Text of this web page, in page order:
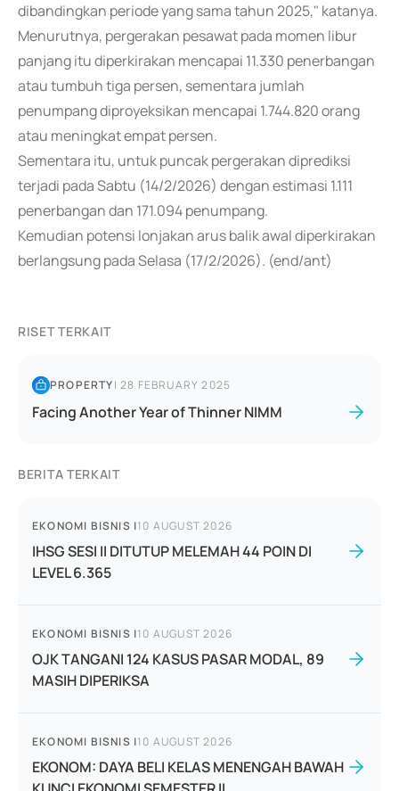
dibandingkan periode yang sama tahun 2025," katanya.
Menurutnya, pergerakan pesawat pada momen libur
panjang itu diperkirakan mencapai 11.330 penerbangan
atau tumbuh tiga persen, sementara jumlah
penumpang diproyeksikan mencapai 1.744.820 orang
atau meningkat empat persen.
Sementara itu, untuk puncak pergerakan diprediksi
terjadi pada Sabtu (14/2/2026) dengan estimasi 1.111
penerbangan dan 171.094 penumpang.
Kemudian potensi lonjakan arus balik awal diperkirakan
berlangsung pada Selasa (17/2/2026). (end/ant)
RISET TERKAIT
PROPERTY|28 FEBRUARY 2025
Facing Another Year of Thinner NIMM
BERITA TERKAIT
EKONOMI BISNIS |10 AUGUST 2026
IHSG SESI II DITUTUP MELEMAH 44 POIN DI
LEVEL 6.365
EKONOMI BISNIS |10 AUGUST 2026
OJK TANGANI 124 KASUS PASAR MODAL, 89
MASIH DIPERIKSA
EKONOMI BISNIS |10 AUGUST 2026
EKONOM: DAYA BELI KELAS MENENGAH BAWAH